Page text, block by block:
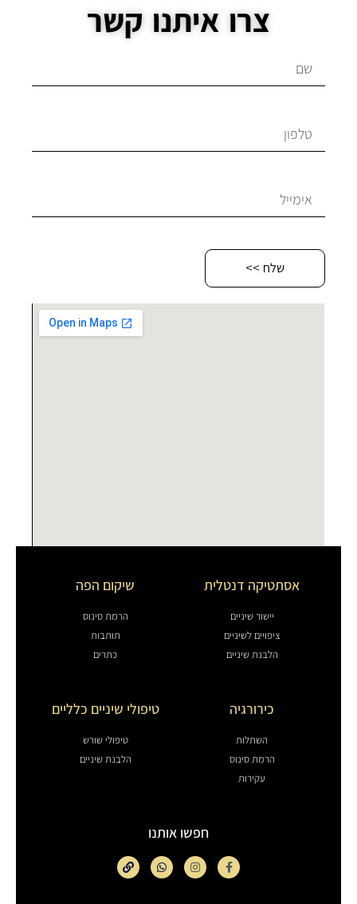
צרו איתנו קשר
שלח >>
אסתטיקה דנטלית
יישור שיניים
ציפויים לשיניים
הלבנת שיניים
שיקום הפה
הרמת סינוס
תותבות
כתרים
כירורגיה
השתלות
הרמת סינוס
עקירות
טיפולי שיניים כלליים
טיפולי שורש
הלבנת שיניים
חפשו אותנו